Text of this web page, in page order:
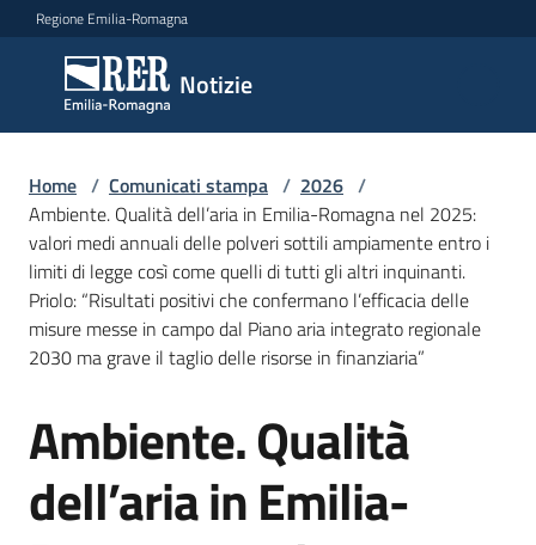
Vai al contenuto
Vai alla navigazione
Vai al footer
Regione Emilia-Romagna
Notizie
Notizie
Comunicati
stampa
Menu selezionato
Cerca
un
comunicato
Home / Comunicati stampa / 2026 /
Ambiente. Qualità dell’aria in Emilia-Romagna nel 2025:
valori medi annuali delle polveri sottili ampiamente entro i
limiti di legge così come quelli di tutti gli altri inquinanti.
Priolo: “Risultati positivi che confermano l’efficacia delle
misure messe in campo dal Piano aria integrato regionale
2030 ma grave il taglio delle risorse in finanziaria”
Salta al contenuto
Ambiente. Qualità
dell’aria in Emilia-